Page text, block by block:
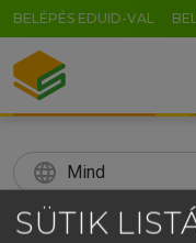
BELÉPÉS EDUID-VAL
language Mind
search
SÜTIK